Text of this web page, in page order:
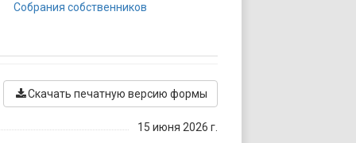
Собрания собственников
Скачать печатную версию формы
15 июня 2026 г.